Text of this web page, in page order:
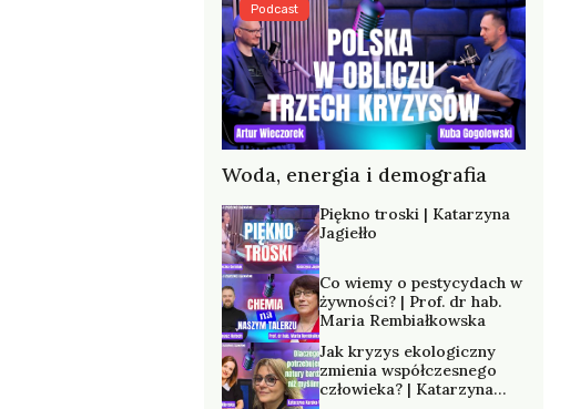
Woda, energia i demografia
Podcast
Piękno troski | Katarzyna
Jagiełło
Co wiemy o pestycydach w
żywności? | Prof. dr hab.
Maria Rembiałkowska
Jak kryzys ekologiczny
zmienia współczesnego
człowieka? | Katarzyna